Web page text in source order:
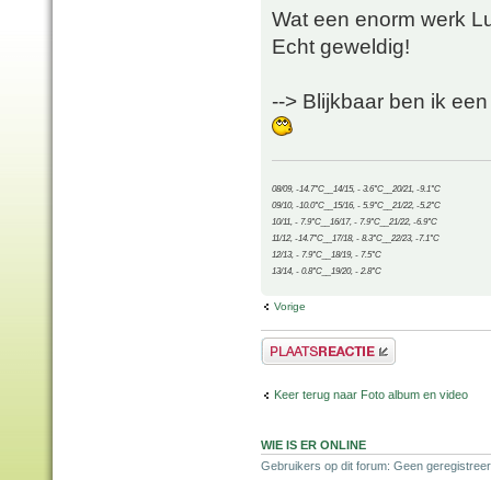
Wat een enorm werk
Echt geweldig!
--> Blijkbaar ben ik
08/09, -14.7°C__14/15, - 3.6°C__20/21, -9.1°C
09/10, -10.0°C__15/16, - 5.9°C__21/22, -5.2°C
10/11, - 7.9°C__16/17, - 7.9°C__21/22, -6.9°C
11/12, -14.7°C__17/18, - 8.3°C__22/23, -7.1°C
12/13, - 7.9°C__18/19, - 7.5°C
13/14, - 0.8°C__19/20, - 2.8°C
Vorige
Plaats een reactie
Keer terug naar Foto album en video
WIE IS ER ONLINE
Gebruikers op dit forum: Geen